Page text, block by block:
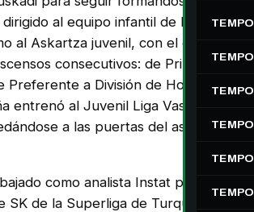
al equipo infantil de la S.D
al Askartza juvenil, con el que
consecutivos: de Primera a
Preferente a División de Honor. La
entrenó al Juvenil Liga Vasca del
a las puertas del ascenso a
como analista Instat para el
SK de la Superliga de Turquía.